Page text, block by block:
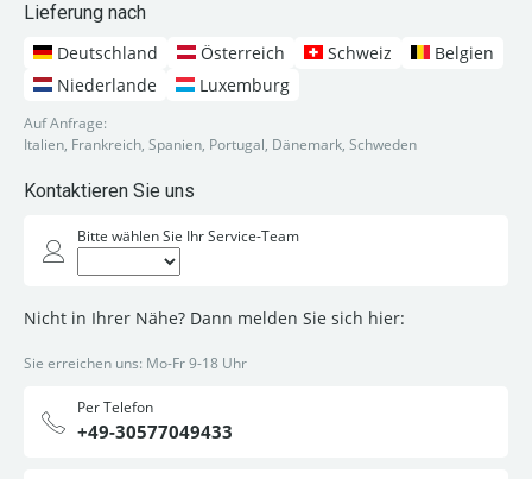
Lieferung nach
Deutschland
Österreich Schweiz
Belgien
Niederlande
Luxemburg
Auf Anfrage:
Italien, Frankreich, Spanien, Portugal, Dänemark, Schweden
Kontaktieren Sie uns
Bitte wählen Sie Ihr Service-Team
Nicht in Ihrer Nähe? Dann melden Sie sich hier:
Sie erreichen uns: Mo-Fr 9-18 Uhr
Per Telefon
+49-30577049433